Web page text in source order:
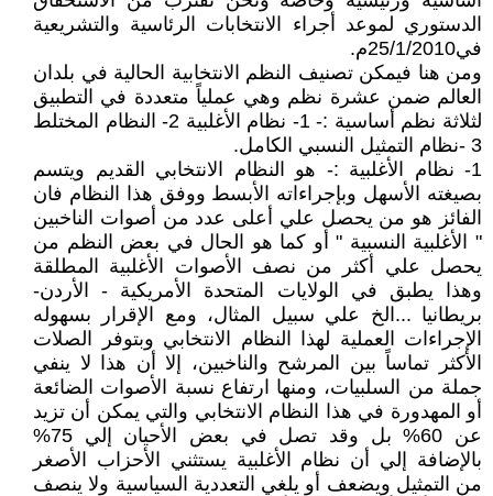
الدستوري لموعد أجراء الانتخابات الرئاسية والتشريعية
في25/1/2010م.
ومن هنا فيمكن تصنيف النظم الانتخابية الحالية في بلدان
العالم ضمن عشرة نظم وهي عملياً متعددة في التطبيق
لثلاثة نظم أساسية :- 1- نظام الأغلبية 2- النظام المختلط
3 -نظام التمثيل النسبي الكامل.
1- نظام الأغلبية :- هو النظام الانتخابي القديم ويتسم
بصيغته الأسهل وبإجراءاته الأبسط ووفق هذا النظام فان
الفائز هو من يحصل علي أعلى عدد من أصوات الناخبين
" الأغلبية النسبية " أو كما هو الحال في بعض النظم من
يحصل علي أكثر من نصف الأصوات الأغلبية المطلقة
وهذا يطبق في الولايات المتحدة الأمريكية - الأردن-
بريطانيا ...الخ علي سبيل المثال، ومع الإقرار بسهوله
الإجراءات العملية لهذا النظام الانتخابي وبتوفر الصلات
الأكثر تماساً بين المرشح والناخبين، إلا أن هذا لا ينفي
جملة من السلبيات، ومنها ارتفاع نسبة الأصوات الضائعة
أو المهدورة في هذا النظام الانتخابي والتي يمكن أن تزيد
عن 60% بل وقد تصل في بعض الأحيان إلي 75%
بالإضافة إلي أن نظام الأغلبية يستثني الأحزاب الأصغر
من التمثيل ويضعف أو يلغي التعددية السياسية ولا ينصف